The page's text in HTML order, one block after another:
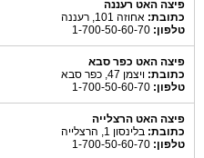
פיצה האט רעננה
כתובת: אחוזה 101, רעננה
טלפון:
פיצה האט כפר סבא
כתובת: ויצמן 47, כפר סבא
טלפון:
פיצה האט הרצלייה
כתובת: בלינסון 1, הרצלייה
טלפון: